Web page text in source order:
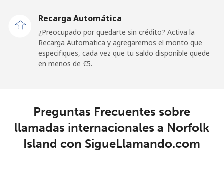
Celular ⁦4.3¢⁩ 232 min por ⁦€10⁩
Nicaragua
Celular ⁦22.9¢⁩ 43 min por ⁦€10⁩
Recarga Automática
¿Preocupado por quedarte sin crédito? Activa la
Recarga Automatica y agregaremos el monto que
especifiques, cada vez que tu saldo disponible quede
en menos de ⁦€5⁩.
Preguntas Frecuentes sobre
llamadas internacionales a Norfolk
Island con SigueLlamando.com